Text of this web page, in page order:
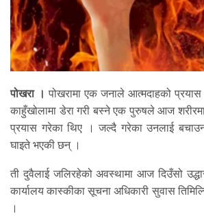
पोखरा । पोखरामा एक जनाले आत्मदाहको
काहुँखोलामा डेरा गरी बस्ने एक पुरुषले आज
प्रयास गरेका थिए । जल्दै गरेका उनलाई
घाइते भएकी छन् ।
ती दुवैलाई जलिरहेको अवस्थामा आज दिउँसो
कार्यालय कास्कीका सूचना अधिकारी सुवास
।